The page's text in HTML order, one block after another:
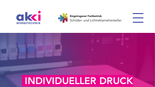
INDIVIDUELLER DRUCK